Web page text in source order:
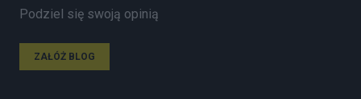
Podziel się swoją opinią
ZAŁÓŻ BLOG